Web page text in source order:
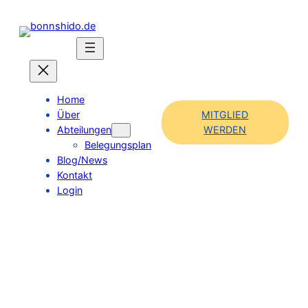
Home
Über
Abteilungen
Belegungsplan
Blog/News
Kontakt
Login
MITGLIED
WERDEN